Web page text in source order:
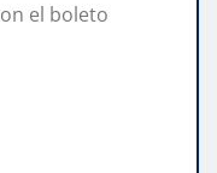
el boleto